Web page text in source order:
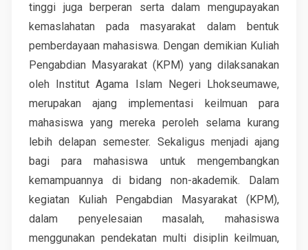
tinggi juga berperan serta dalam mengupayakan
kemaslahatan pada masyarakat dalam bentuk
pemberdayaan mahasiswa. Dengan demikian Kuliah
Pengabdian Masyarakat (KPM) yang dilaksanakan
oleh Institut Agama Islam Negeri Lhokseumawe,
merupakan ajang implementasi keilmuan para
mahasiswa yang mereka peroleh selama kurang
lebih delapan semester. Sekaligus menjadi ajang
bagi para mahasiswa untuk mengembangkan
kemampuannya di bidang non-akademik. Dalam
kegiatan Kuliah Pengabdian Masyarakat (KPM),
dalam penyelesaian masalah, mahasiswa
menggunakan pendekatan multi disiplin keilmuan,